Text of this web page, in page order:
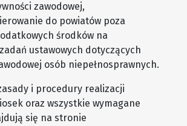
zawodowej,
do powiatów poza
środków na
ustawowych dotyczących
osób niepełnosprawnych.
i procedury realizacji
oraz wszystkie wymagane
się na stronie